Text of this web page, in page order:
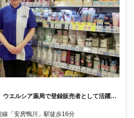
ウエルシア薬局で登録販売者として活躍し
「安房鴨川」駅徒歩16分